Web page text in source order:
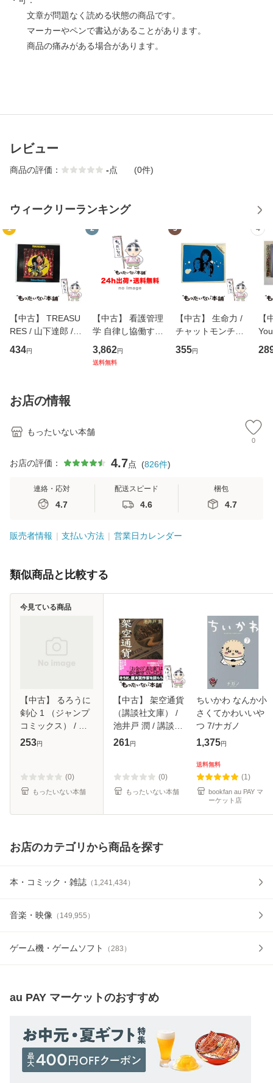
文章が問題なく読める状態の商品です。
マーカーやペンで書込があることがあります。
商品の痛みがある場合があります。
レビュー
商品の評価： -点 (0件)
ウィークリーランキング
1
【中古】 TREASU
RES / 山下達郎 /
イーストウエス
ト・ジャパン [CD]
434円
2
【中古】 看護管理
学 自律し協働する
専門職の看護マネ
ジメントスキル 改
3,862円
送料無料
3
【中古】 生命力 /
チャットモンチー /
キューンレコード
[CD]【メール便送
355円
4
【
のが
お店の情報
もったいない本舗
0
お店の評価： 4.7点 (826件)
連絡・応対
4.7
配送スピード
4.6
梱包
4.7
販売者情報 支払い方法 営業日カレンダー
類似商品と比較する
【中古】 るろうに
剣心 1 （ジャンプ
コミックス） / 和
月 伸宏 / 集英社
253円
(0)
もったいない本舗
今見ている商品
【中古】 架空通貨
（講談社文庫） /
池井戸 潤 / 講談社
[文庫]【メール便送
261円
(0)
もったいない本舗
ちいかわ なんか小
さくてかわいいや
つ 7/ナガノ
1,375円
送料無料
(1)
bookfan au PAY マ
ーケット店
お店のカテゴリから商品を探す
本・コミック・雑誌 （ 1,241,434）
音楽・映像 （ 149,955 ）
ゲーム機・ゲームソフト （283 ）
au PAY マーケットのおすすめ